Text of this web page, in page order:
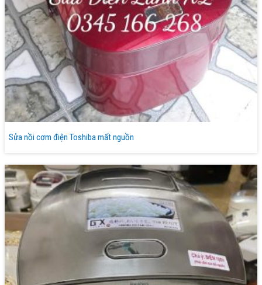
Sửa nồi cơm điện Toshiba mất nguồn